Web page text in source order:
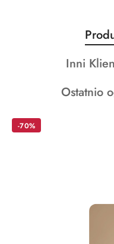
Pomiń karuzelę
o
Produkty
statusie:
Inni
Produkty
Ostatnio
-70%